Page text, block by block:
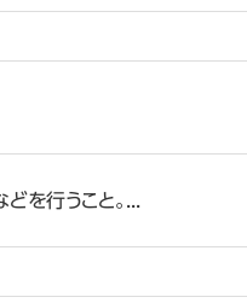
を行うこと。...